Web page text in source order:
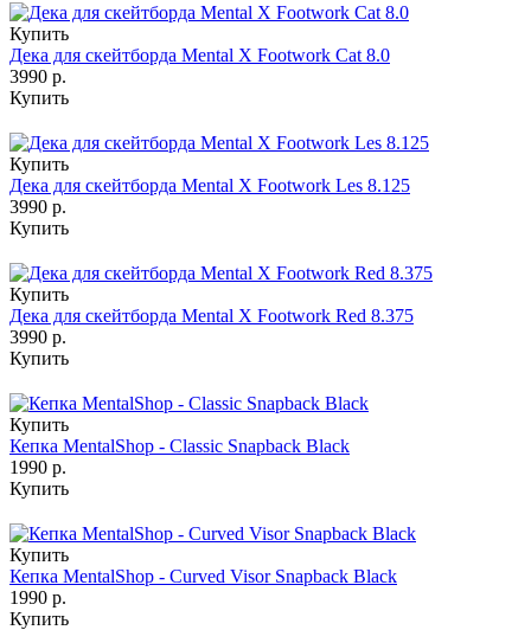
Купить
Дека для скейтборда Mental X Footwork Cat 8.0
3990 р.
Купить
Купить
Дека для скейтборда Mental X Footwork Les 8.125
3990 р.
Купить
Купить
Дека для скейтборда Mental X Footwork Red 8.375
3990 р.
Купить
Купить
Кепка MentalShop - Classic Snapback Black
1990 р.
Купить
Купить
Кепка MentalShop - Curved Visor Snapback Black
1990 р.
Купить